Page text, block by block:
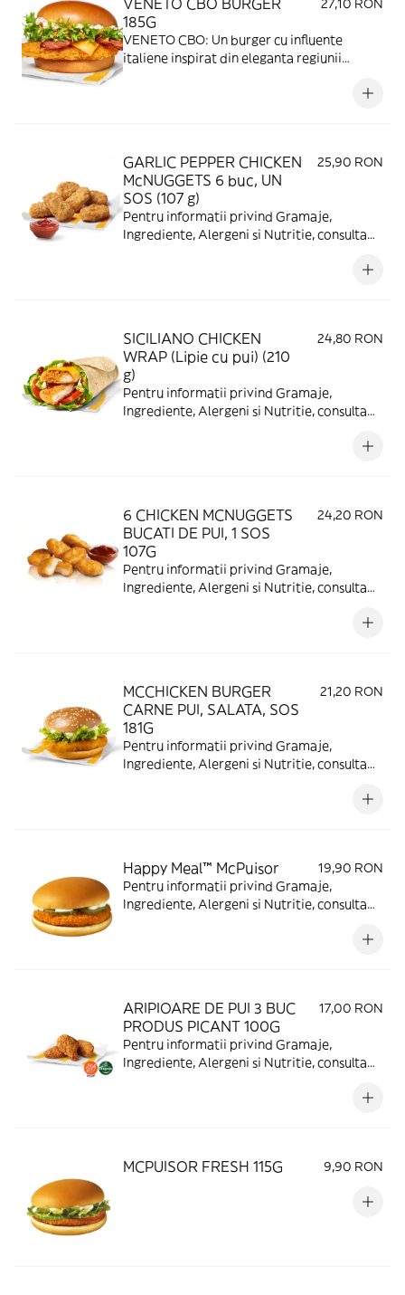
VENETO CBO BURGER
185G
27,10 RON
VENETO CBO: Un burger cu influente
italiene inspirat din eleganta regiunii
desavarsit de salsa CBO, pentru un gust
bogat, cu personalitate mediteraneana.
GARLIC PEPPER CHICKEN
McNUGGETS 6 buc, UN
SOS (107 g)
25,90 RON
Pentru informatii privind Gramaje,
Ingrediente, Alergeni si Nutritie, consulta
SICILIANO CHICKEN
WRAP (Lipie cu pui) (210
g)
24,80 RON
Pentru informatii privind Gramaje,
Ingrediente, Alergeni si Nutritie, consulta
6 CHICKEN MCNUGGETS
BUCATI DE PUI, 1 SOS
107G
24,20 RON
Pentru informatii privind Gramaje,
Ingrediente, Alergeni si Nutritie, consulta
MCCHICKEN BURGER
CARNE PUI, SALATA, SOS
181G
21,20 RON
Pentru informatii privind Gramaje,
Ingrediente, Alergeni si Nutritie, consulta
Happy Meal™ McPuisor
19,90 RON
Pentru informatii privind Gramaje,
Ingrediente, Alergeni si Nutritie, consulta
ARIPIOARE DE PUI 3 BUC
PRODUS PICANT 100G
17,00 RON
Pentru informatii privind Gramaje,
Ingrediente, Alergeni si Nutritie, consulta
MCPUISOR FRESH 115G 9,90 RON